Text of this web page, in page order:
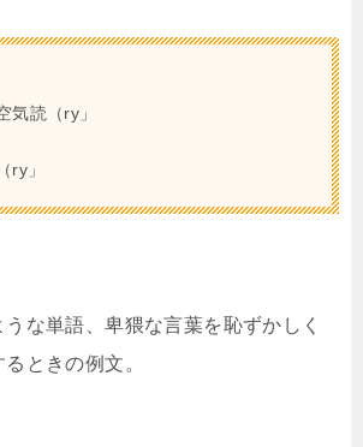
気読（ry」
ry」
な単語、卑猥な言葉を恥ずかしく
ときの例文。